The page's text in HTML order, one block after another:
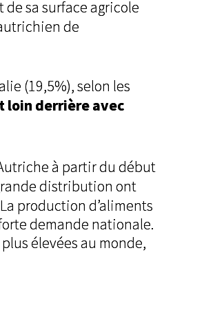
de sa surface agricole
de
(19,5%), selon les
loin derrière avec
à partir du début
distribution ont
production d’aliments
demande nationale.
élevées au monde,